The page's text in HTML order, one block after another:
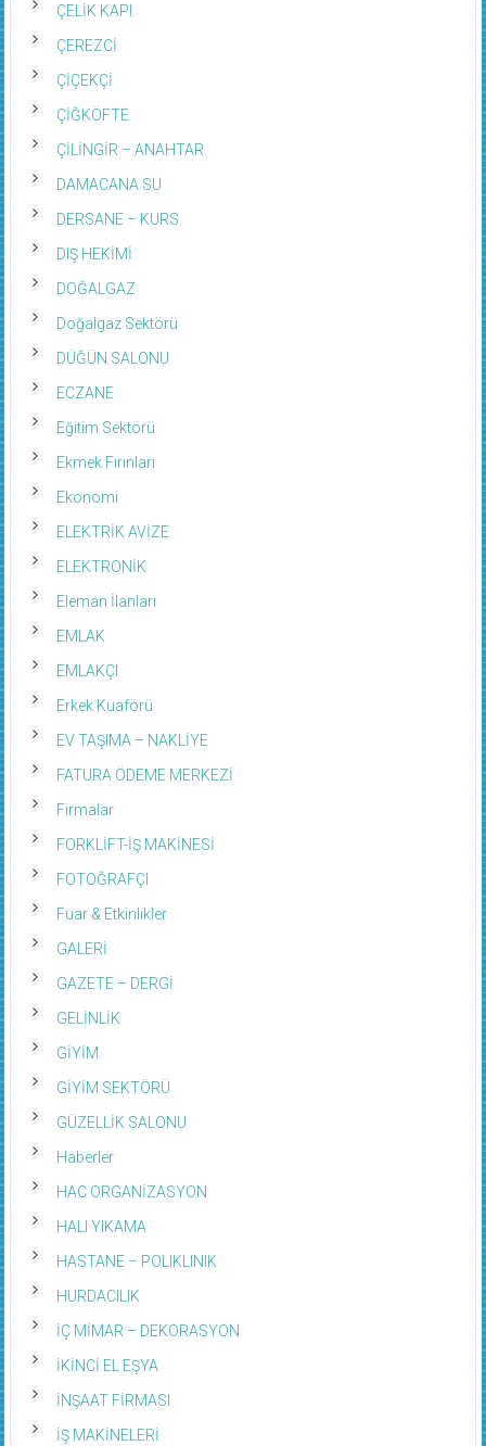
ÇELİK KAPI
ÇEREZCİ
ÇİÇEKÇİ
ÇİĞKÖFTE
ÇİLİNGİR – ANAHTAR
DAMACANA SU
DERSANE – KURS
DIŞ HEKİMİ
DOĞALGAZ
Doğalgaz Sektörü
DÜĞÜN SALONU
ECZANE
Eğitim Sektörü
Ekmek Fırınları
Ekonomi
ELEKTRİK AVİZE
ELEKTRONİK
Eleman İlanları
EMLAK
EMLAKÇI
Erkek Kuaförü
EV TAŞIMA – NAKLİYE
FATURA ÖDEME MERKEZİ
Firmalar
FORKLİFT-İŞ MAKİNESİ
FOTOĞRAFÇI
Fuar & Etkinlikler
GALERİ
GAZETE – DERGİ
GELİNLİK
GİYİM
GİYİM SEKTÖRÜ
GÜZELLİK SALONU
Haberler
HAC ORGANİZASYON
HALI YIKAMA
HASTANE – POLIKLINIK
HURDACILIK
İÇ MİMAR – DEKORASYON
İKİNCİ EL EŞYA
İNŞAAT FİRMASI
İŞ MAKİNELERİ